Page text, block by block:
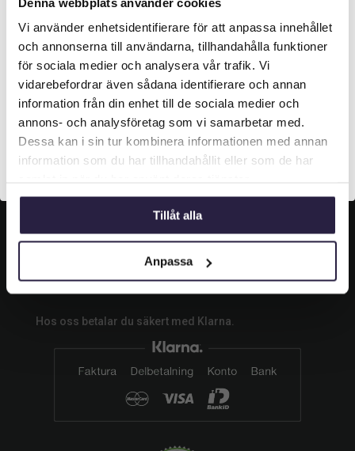
Vi använder enhetsidentifierare för att anpassa innehållet
och annonserna till användarna, tillhandahålla funktioner
för sociala medier och analysera vår trafik. Vi
vidarebefordrar även sådana identifierare och annan
information från din enhet till de sociala medier och
annons- och analysföretag som vi samarbetar med.
Dessa kan i sin tur kombinera informationen med annan
information som du har tillhandahållit eller som de har
Tillåt alla
Anpassa

 042-33 00 20
 info@webflower.se
SOCIALA MEDIER
Hos oss betalar du säkert med Klarna.
Välkommen till Webflower
Vilken typ av kund är du? Du kan alltid justera ditt val
längst upp på sidan.
Företagskund (exkl. moms)
Privatkund (inkl. moms)